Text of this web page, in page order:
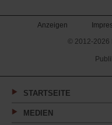
Anzeigen
© 2012-2026
STARTSEITE
MEDIEN